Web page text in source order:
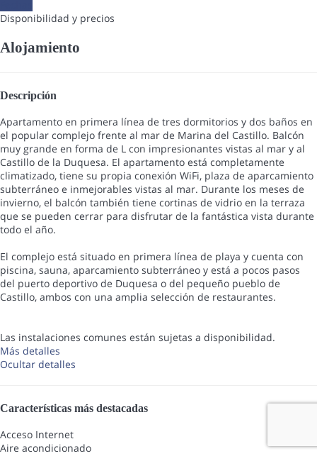
Disponibilidad y precios
Alojamiento
Descripción
Apartamento en primera línea de tres dormitorios y dos baños en
el popular complejo frente al mar de Marina del Castillo. Balcón
muy grande en forma de L con impresionantes vistas al mar y al
Castillo de la Duquesa. El apartamento está completamente
climatizado, tiene su propia conexión WiFi, plaza de aparcamiento
subterráneo e inmejorables vistas al mar. Durante los meses de
invierno, el balcón también tiene cortinas de vidrio en la terraza
que se pueden cerrar para disfrutar de la fantástica vista durante
todo el año.
El complejo está situado en primera línea de playa y cuenta con
piscina, sauna, aparcamiento subterráneo y está a pocos pasos
del puerto deportivo de Duquesa o del pequeño pueblo de
Castillo, ambos con una amplia selección de restaurantes.
Las instalaciones comunes están sujetas a disponibilidad.
Más detalles
Ocultar detalles
Características más destacadas
Acceso Internet
Aire acondicionado